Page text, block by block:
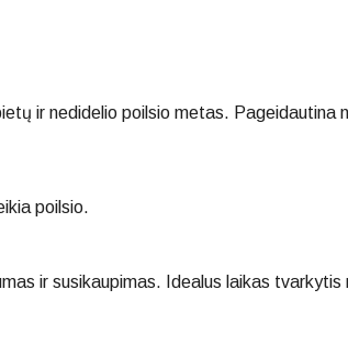
ir nedidelio poilsio metas.
poilsio.
ir susikaupimas. Idealus laikas tvarkytis